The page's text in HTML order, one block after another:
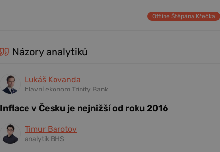
Offline Štěpána Křečka
Názory analytiků
Lukáš Kovanda
hlavní ekonom Trinity Bank
Inflace v Česku je nejnižší od roku 2016
Timur Barotov
analytik BHS